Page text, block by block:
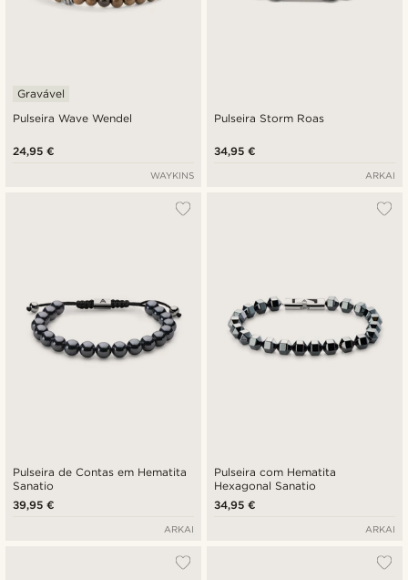
Pulseira Wave Wendel
Gravável
24,95 €
WAYKINS
Pulseira Storm Roas
34,95 €
ARKAI
Pulseira de Contas em Hematita
Sanatio
39,95 €
ARKAI
Pulseira com Hematita
Hexagonal Sanatio
34,95 €
ARKAI